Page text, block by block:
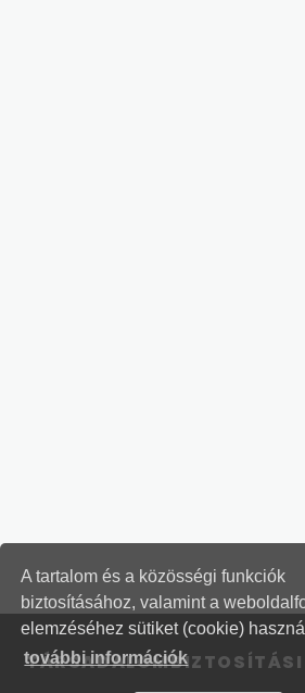
A tartalom és a közösségi funkciók
biztosításához, valamint a
elemzéséhez sütiket (cookie)
további információk
TÁRSADALOMBIZTOSÍTÁSI